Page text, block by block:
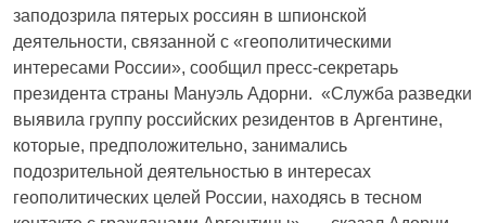
заподозрила пятерых россиян в шпионской
деятельности, связанной с «геополитическими
интересами России», сообщил пресс-секретарь
президента страны Мануэль Адорни. «Служба разведки
выявила группу российских резидентов в Аргентине,
которые, предположительно, занимались
подозрительной деятельностью в интересах
геополитических целей России, находясь в тесном